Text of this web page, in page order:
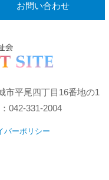
お問い合わせ
市平尾四丁目16番地の1
042-331-2004
バーポリシー